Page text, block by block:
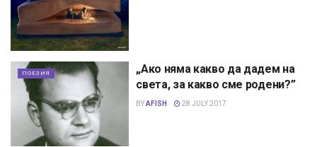
ПОЕЗИЯ
„Ако няма какво да дадем на
света, за какво сме родени?”
BYAFISH 28 JULY 2017